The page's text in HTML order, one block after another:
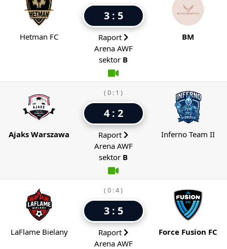
Hetman FC
3 : 5
Raport
Arena AWF
sektor B
BM
Ajaks Warszawa
( 0 : 1 )
4 : 2
Raport
Arena AWF
sektor B
Inferno Team II
LaFlame Bielany
( 0 : 4 )
3 : 5
Raport
Arena AWF
Force Fusion FC